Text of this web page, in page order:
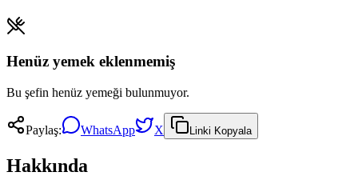
Henüz yemek eklenmemiş
Bu şefin henüz yemeği bulunmuyor.
Paylaş: WhatsApp X Linki Kopyala
Hakkında